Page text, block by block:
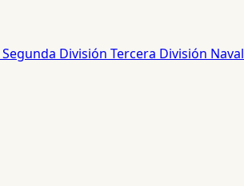
Segunda División Tercera División Naval